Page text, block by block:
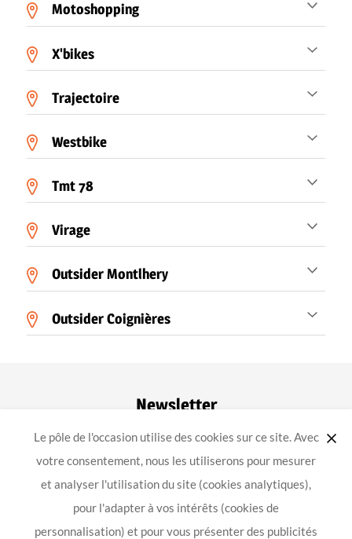
Motoshopping
X'bikes
Trajectoire
Westbike
Tmt 78
Virage
Outsider Montlhery
Outsider Coignières
Newsletter
Le pôle de l'occasion utilise des cookies sur ce site. Avec
votre consentement, nous les utiliserons pour mesurer
et analyser l'utilisation du site (cookies analytiques),
pour l'adapter à vos intérêts (cookies de
personnalisation) et pour vous présenter des publicités